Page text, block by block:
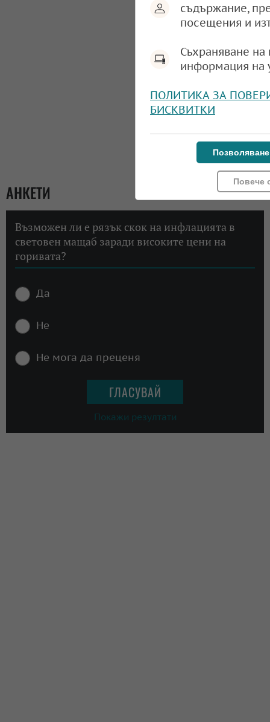
АНКЕТИ
Възможен ли е рязък скок на инфлацията в
световен мащаб заради високите цени на
горивата?
Да
Не
Не мога да преценя
Покажи резултати
съдържание,
посещения и
Съхраняване
информация на
ПОЛИТИКА ЗА
БИСКВИТКИ
Повече